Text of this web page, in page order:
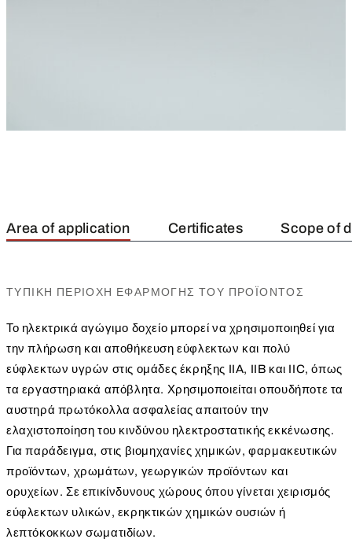
Area of application Certificates Scope of
ΤΥΠΙΚΉ ΠΕΡΙΟΧΉ ΕΦΑΡΜΟΓΉΣ ΤΟΥ ΠΡΟΪΌΝΤΟΣ
Το ηλεκτρικά αγώγιμο δοχείο μπορεί να χρησιμοποιηθεί για
την πλήρωση και αποθήκευση εύφλεκτων και πολύ
εύφλεκτων υγρών στις ομάδες έκρηξης IIA, IIB και IIC, όπως
τα εργαστηριακά απόβλητα. Χρησιμοποιείται οπουδήποτε τα
αυστηρά πρωτόκολλα ασφαλείας απαιτούν την
ελαχιστοποίηση του κινδύνου ηλεκτροστατικής εκκένωσης.
Για παράδειγμα, στις βιομηχανίες χημικών, φαρμακευτικών
προϊόντων, χρωμάτων, γεωργικών προϊόντων και
ορυχείων. Σε επικίνδυνους χώρους όπου γίνεται χειρισμός
εύφλεκτων υλικών, εκρηκτικών χημικών ουσιών ή
λεπτόκοκκων σωματιδίων.